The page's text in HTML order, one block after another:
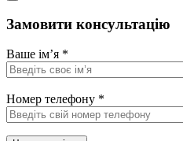
Замовити консультацію
Ваше ім’я *
Номер телефону *